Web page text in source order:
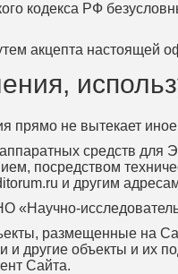
кодекса РФ
акцепта настоящей
прямо не вытекает
средств
посредством
и другим
«Научно-
размещенные на
и другие объекты и их
Сайта.